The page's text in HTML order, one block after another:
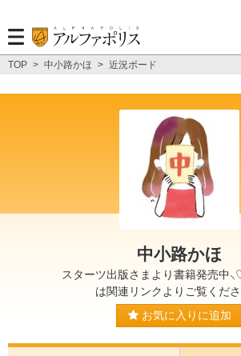
TOP > 中小路かほ > 近況ボード
中小路かほ
スターツ出版さまより書籍発売中
は関連リンクよりご覧くださ
お気に入りに追加